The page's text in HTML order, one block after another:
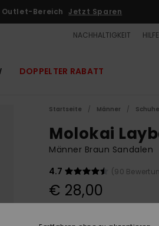
Bereich Jetzt Sparen
NACHHALTIGKEIT
DOPPELTER RABATT
Startseite Männer
Molokai
Männer Braun Sandalen
4.7
(90
€ 28,00